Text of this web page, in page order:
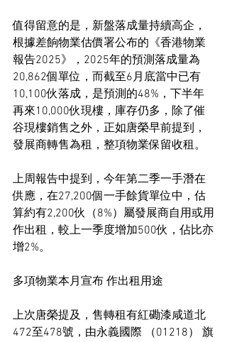
值得留意的是，新盤落成量持續高企，
根據差餉物業估價署公布的《香港物業
報告2025》，2025年的預測落成量為
20,862個單位，而截至6月底當中已有
10,100伙落成，是預測的48%，下半年
再來10,000伙現樓，庫存仍多，除了催
谷現樓銷售之外，正如唐榮早前提到，
發展商轉售為租，整項物業保留收租。
上周報告中提到，今年第二季一手潛在
供應，在27,200個一手餘貨單位中，估
算約有2,200伙（8%）屬發展商自用或用
作出租，較上一季度增加500伙，佔比亦
增2%。
多項物業本月宣布 作出租用途
上次唐榮提及，售轉租有紅磡漆咸道北
472至478號，由永義國際 （01218） 旗